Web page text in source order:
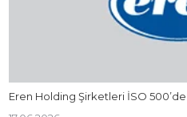
Eren Holding Şirketleri İSO